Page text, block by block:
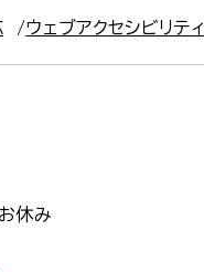
ウェブアクセシビリティ
休み